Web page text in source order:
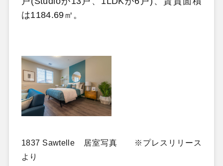
は1184.69㎡。
1837 Sawtelle 居室写真 ※プレスリリース
より